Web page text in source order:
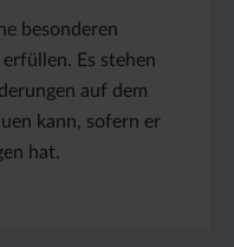
besonderen
Es stehen
auf dem
kann, sofern er
hat.